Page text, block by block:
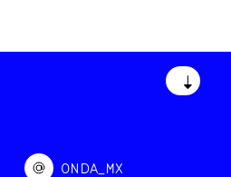
↓
ONDA_MX